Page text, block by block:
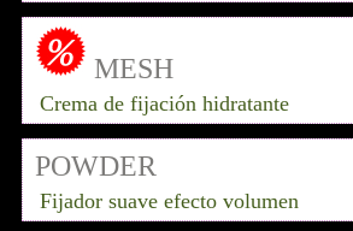
MESH
Crema de fijación hidratante
POWDER
Fijador suave efecto volumen